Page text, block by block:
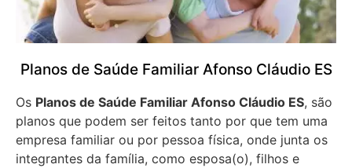
Planos de Saúde Familiar Afonso Cláudio ES
Os Planos de Saúde Familiar Afonso Cláudio ES, são
planos que podem ser feitos tanto por que tem uma
empresa familiar ou por pessoa física, onde junta os
integrantes da família, como esposa(o), filhos e